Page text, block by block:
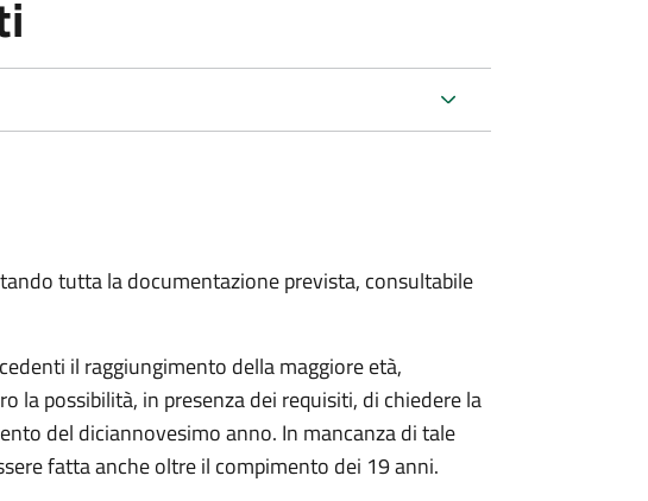
tutta la documentazione prevista, consultabile
il raggiungimento della maggiore età,
la possibilità, in presenza dei requisiti, di chiedere la
del diciannovesimo anno. In mancanza di tale
fatta anche oltre il compimento dei 19 anni.